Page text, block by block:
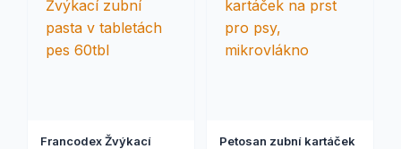
Francodex Žvýkací
Petosan zubní kartáček